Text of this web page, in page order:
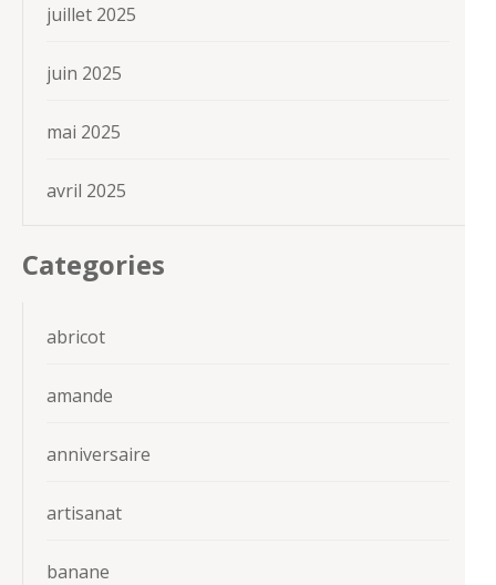
juillet 2025
juin 2025
mai 2025
avril 2025
Categories
abricot
amande
anniversaire
artisanat
banane